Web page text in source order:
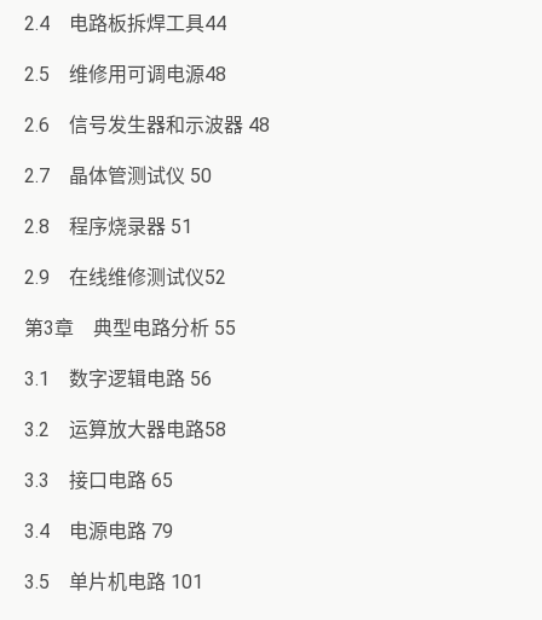
2.4 电路板拆焊工具44
2.5 维修用可调电源48
2.6 信号发生器和示波器 48
2.7 晶体管测试仪 50
2.8 程序烧录器 51
2.9 在线维修测试仪52
第3章 典型电路分析 55
3.1 数字逻辑电路 56
3.2 运算放大器电路58
3.3 接口电路 65
3.4 电源电路 79
3.5 单片机电路 101